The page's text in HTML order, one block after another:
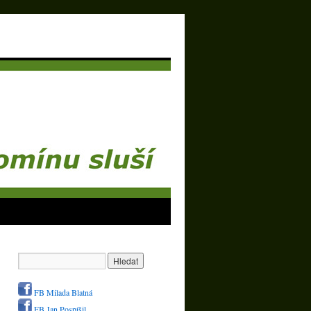
FB Milada Blatná